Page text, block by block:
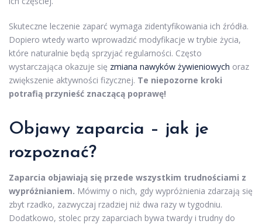
Skuteczne leczenie zaparć wymaga zidentyfikowania ich źródła.
Dopiero wtedy warto wprowadzić modyfikacje w trybie życia,
które naturalnie będą sprzyjać regularności. Często
wystarczająca okazuje się zmiana nawyków żywieniowych oraz
zwiększenie aktywności fizycznej. Te niepozorne kroki
potrafią przynieść znaczącą poprawę!
Objawy zaparcia – jak je
rozpoznać?
Zaparcia objawiają się przede wszystkim trudnościami z
wypróżnianiem. Mówimy o nich, gdy wypróżnienia zdarzają się
zbyt rzadko, zazwyczaj rzadziej niż dwa razy w tygodniu.
Dodatkowo, stolec przy zaparciach bywa twardy i trudny do